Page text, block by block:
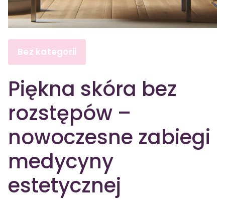
Bez kategorii
Piękna skóra bez
rozstępów –
nowoczesne zabiegi
medycyny
estetycznej